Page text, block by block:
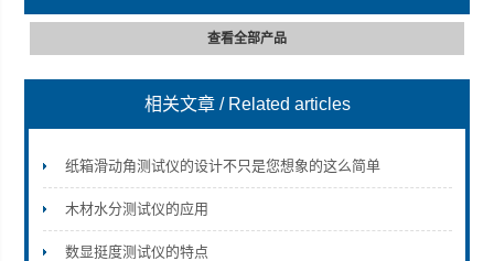
山东安尼麦特仪器有限公司
查看全部产品
相关文章 / Related articles
纸箱滑动角测试仪的设计不只是您想象的这么简单
木材水分测试仪的应用
数显挺度测试仪的特点